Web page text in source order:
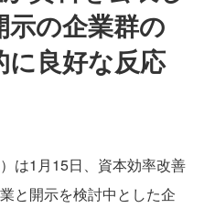
示の企業群の
に良好な反応
は1月15日、資本効率改善
と開示を検討中とした企